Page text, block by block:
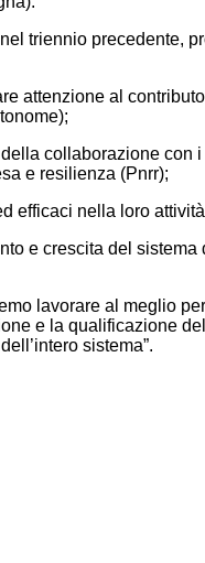
triennio precedente,
attenzione al
collaborazione
e resilienza (Pnrr);
efficaci nella loro
e crescita del
lavorare al meglio
e la qualificazione
sistema”.